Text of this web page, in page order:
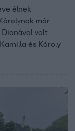
élnek
már
Dianával volt
és Károly